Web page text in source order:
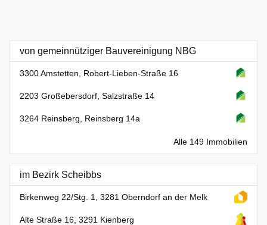
von gemeinnütziger Bauvereinigung NBG
3300 Amstetten, Robert-Lieben-Straße 16
2203 Großebersdorf, Salzstraße 14
3264 Reinsberg, Reinsberg 14a
Alle 149 Immobilien
im Bezirk Scheibbs
Birkenweg 22/Stg. 1, 3281 Oberndorf an der Melk
Alte Straße 16, 3291 Kienberg